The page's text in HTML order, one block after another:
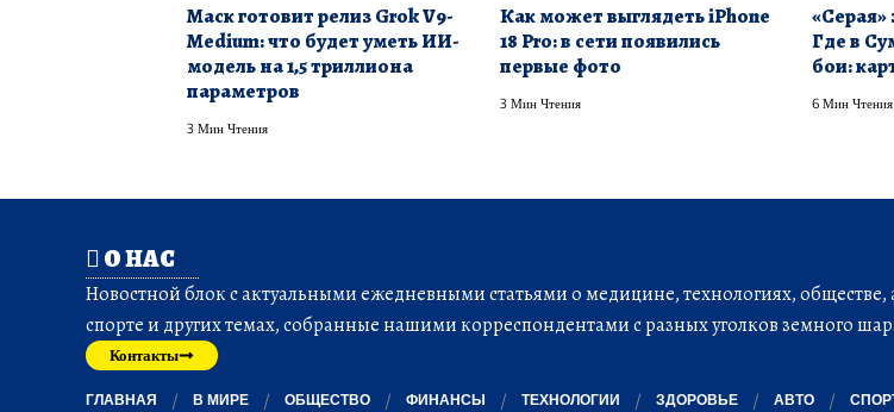
Маск готовит релиз Grok V9-
Medium: что будет уметь ИИ-
модель на 1,5 триллиона
параметров
3 Мин Чтения
Как может выглядеть iPhone
18 Pro: в сети появились
первые фото
3 Мин Чтения
Где в
бои:
6 Мин Чтения
О НАС
Новостной блок с актуальными ежедневными статьями о медицине, технологиях, обществе,
спорте и других темах, собранные нашими корреспондентами с разных уголков земного
Контакты
ГЛАВНАЯ В МИРЕ ОБЩЕСТВО ФИНАНСЫ ТЕХНОЛОГИИ ЗДОРОВЬЕ АВТО